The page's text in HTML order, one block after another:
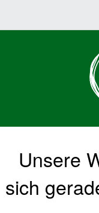
Unsere
sich